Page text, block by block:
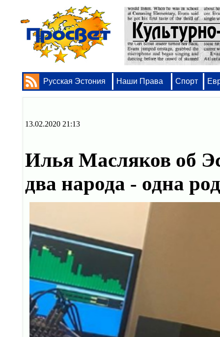
Русская Эстония Наши Права Спорт
13.02.2020 21:13
Илья Масляков об
два народа - одна